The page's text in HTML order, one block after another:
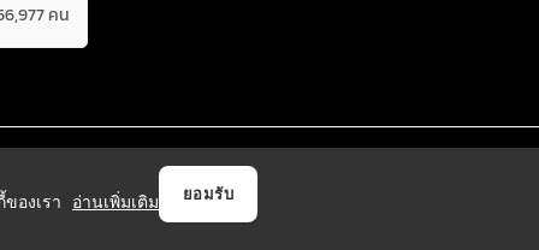
คน
องเรา อ่านเพิ่มเติม ยอมรับ